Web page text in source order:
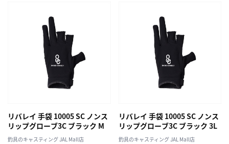
リバレイ 手袋 10005 SC ノンス
リップグローブ3C ブラック M
釣具のキャスティング JAL Mall店
リバレイ 手袋 10005 SC ノンス
リップグローブ3C ブラック 3L
釣具のキャスティング JAL Mall店